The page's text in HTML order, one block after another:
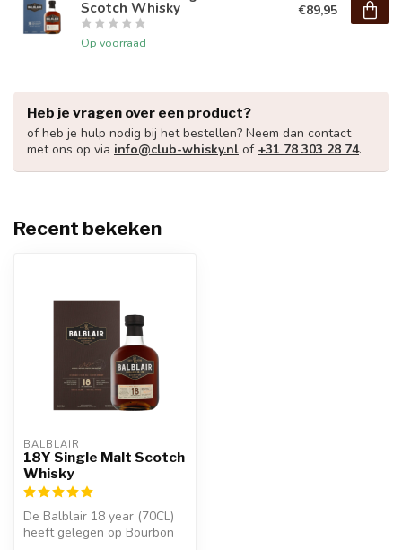
Scotch Whisky
Op voorraad
€89,95
Heb je vragen over een product?
of heb je hulp nodig bij het bestellen? Neem dan contact
met ons op via info@club-whisky.nl of +31 78 303 28 74.
Recent bekeken
BALBLAIR
18Y Single Malt Scotch
Whisky
De Balblair 18 year (70CL)
heeft gelegen op Bourbon